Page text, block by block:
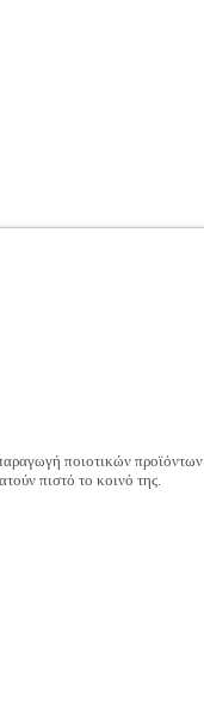
ποιοτικών προϊόντων
πιστό το κοινό της.